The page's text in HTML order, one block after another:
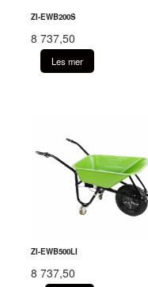
ZI-EWB200S
8 737,50
Les mer
ZI-EWB500LI
8 737,50